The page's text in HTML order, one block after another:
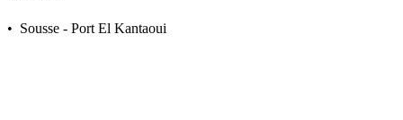
• Sousse - Port El Kantaoui